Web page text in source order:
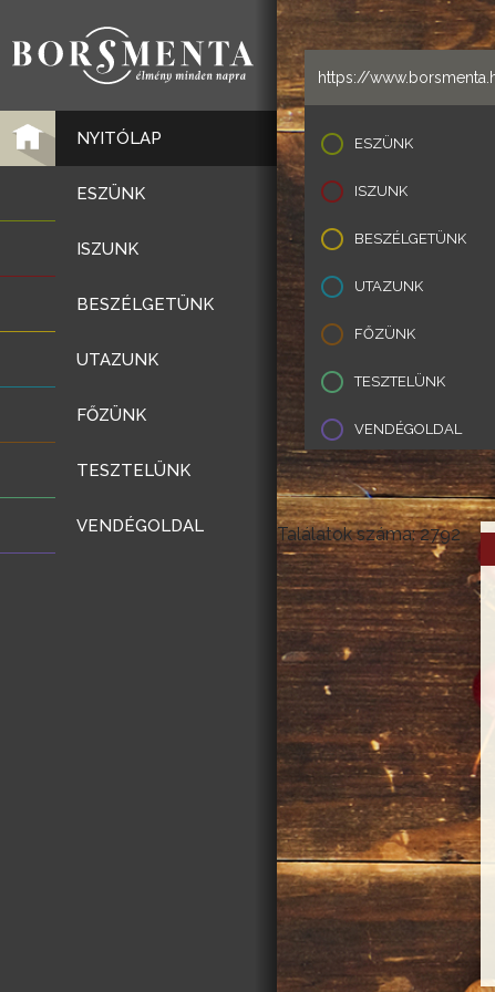
NYITÓLAP
ESZÜNK
ISZUNK
BESZÉLGETÜNK
UTAZUNK
FŐZÜNK
TESZTELÜNK
VENDÉGOLDAL
ESZÜNK
ISZUNK
BESZÉLGETÜNK
UTAZUNK
FŐZÜNK
TESZTELÜNK
VENDÉGOLDAL
Találatok száma: 2792